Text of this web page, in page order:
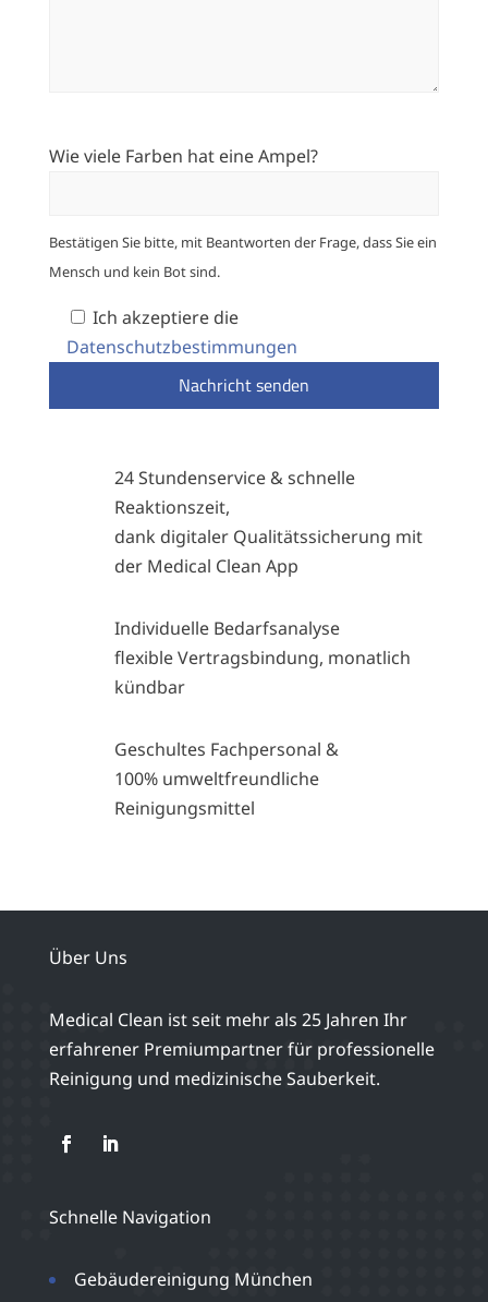
Wie viele Farben hat eine Ampel?
Bestätigen Sie bitte, mit Beantworten der Frage, dass Sie ein
Mensch und kein Bot sind.
Ich akzeptiere die
Datenschutzbestimmungen
Nachricht senden
24 Stundenservice & schnelle
Reaktionszeit,
dank digitaler Qualitätssicherung mit
der Medical Clean App
Individuelle Bedarfsanalyse
flexible Vertragsbindung, monatlich
kündbar
Geschultes Fachpersonal &
100% umweltfreundliche
Reinigungsmittel
Über Uns
Medical Clean ist seit mehr als 25 Jahren Ihr
erfahrener Premiumpartner für professionelle
Reinigung und medizinische Sauberkeit.
Schnelle Navigation
Gebäudereinigung München